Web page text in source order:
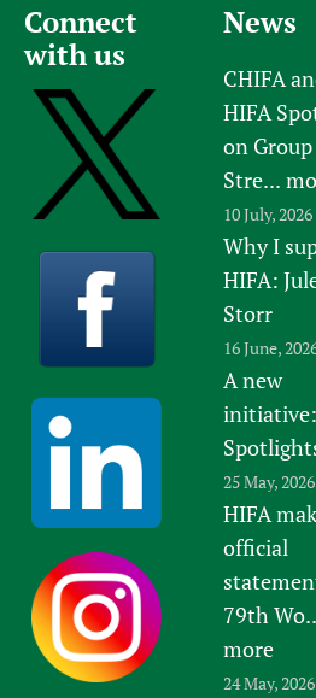
Connect
with us
News
CHIFA
HIFA
on Group
Stre...
10 July, 2026
Why I
HIFA:
Storr
16 June,
A new
25 May, 2026
HIFA
official
79th
more
24 May, 2026